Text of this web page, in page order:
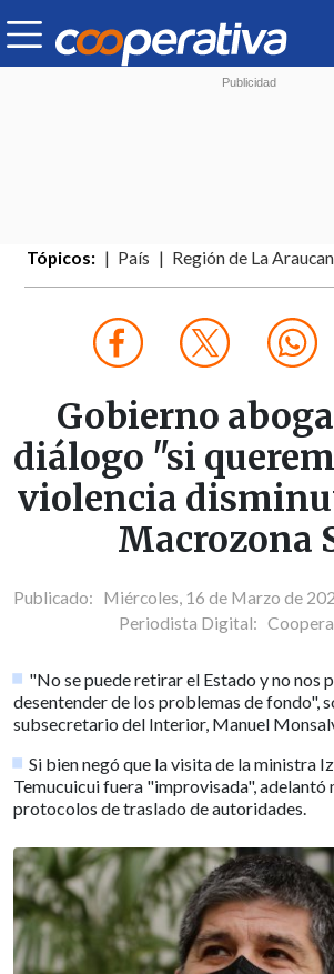
Tópicos: País Región de La
Gobierno
diálogo "si
violencia
Macrozona
Publicado: Miércoles, 16 de Marzo de
Periodista Digital:
"No se puede retirar el Estado y no nos
desentender de los problemas de fondo",
subsecretario del Interior, Manuel
Si bien negó que la visita de la ministra
Temucuicui fuera "improvisada", adelantó
protocolos de traslado de autoridades.